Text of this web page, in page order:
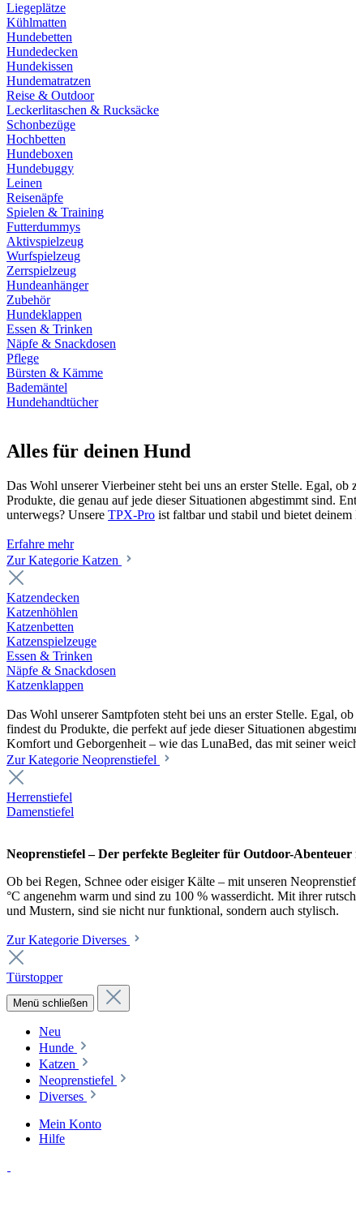
Liegeplätze
Kühlmatten
Hundebetten
Hundedecken
Hundekissen
Hundematratzen
Reise & Outdoor
Leckerlitaschen & Rucksäcke
Schonbezüge
Hochbetten
Hundeboxen
Hundebuggy
Leinen
Reisenäpfe
Spielen & Training
Futterdummys
Aktivspielzeug
Wurfspielzeug
Zerrspielzeug
Hundeanhänger
Zubehör
Hundeklappen
Essen & Trinken
Näpfe & Snackdosen
Pflege
Bürsten & Kämme
Bademäntel
Hundehandtücher
Alles für deinen Hund
Das Wohl unserer Vierbeiner steht bei uns an erster Stelle. Egal,
Produkte, die genau auf jede dieser Situationen abgestimmt sind.
unterwegs? Unsere TPX-Pro ist faltbar und stabil und bietet
Erfahre mehr
Zur Kategorie Katzen
Katzendecken
Katzenhöhlen
Katzenbetten
Katzenspielzeuge
Essen & Trinken
Näpfe & Snackdosen
Katzenklappen
Das Wohl unserer Samtpfoten steht bei uns an erster Stelle. Egal,
findest du Produkte, die perfekt auf jede dieser Situationen
Komfort und Geborgenheit – wie das LunaBed, das mit seiner
Zur Kategorie Neoprenstiefel
Herrenstiefel
Damenstiefel
Neoprenstiefel – Der perfekte Begleiter für Outdoor-
Ob bei Regen, Schnee oder eisiger Kälte – mit unseren
°C angenehm warm und sind zu 100 % wasserdicht. Mit ihrer
und Mustern, sind sie nicht nur funktional, sondern auch stylisch.
Zur Kategorie Diverses
Türstopper
Menü schließen
Neu
Hunde
Katzen
Neoprenstiefel
Diverses
Mein Konto
Hilfe